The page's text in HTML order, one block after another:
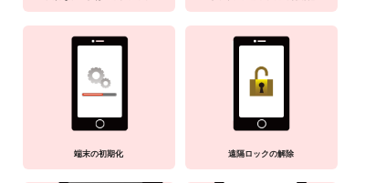
端末の初期化 遠隔ロックの解除